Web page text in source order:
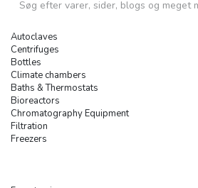
Autoclaves
Centrifuges
Bottles
Climate chambers
Baths & Thermostats
Bioreactors
Chromatography Equipment
Filtration
Freezers